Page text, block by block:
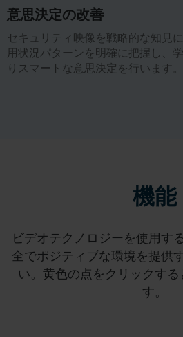
意思決定の改善
セキュリティ映像を戦略的な知見
用状況パターンを明確に把握し、
りスマートな意思決定を行います。
機能
ビデオテクノロジーを使用す
全でポジティブな環境を提供
い。黄色の点をクリックす
す。